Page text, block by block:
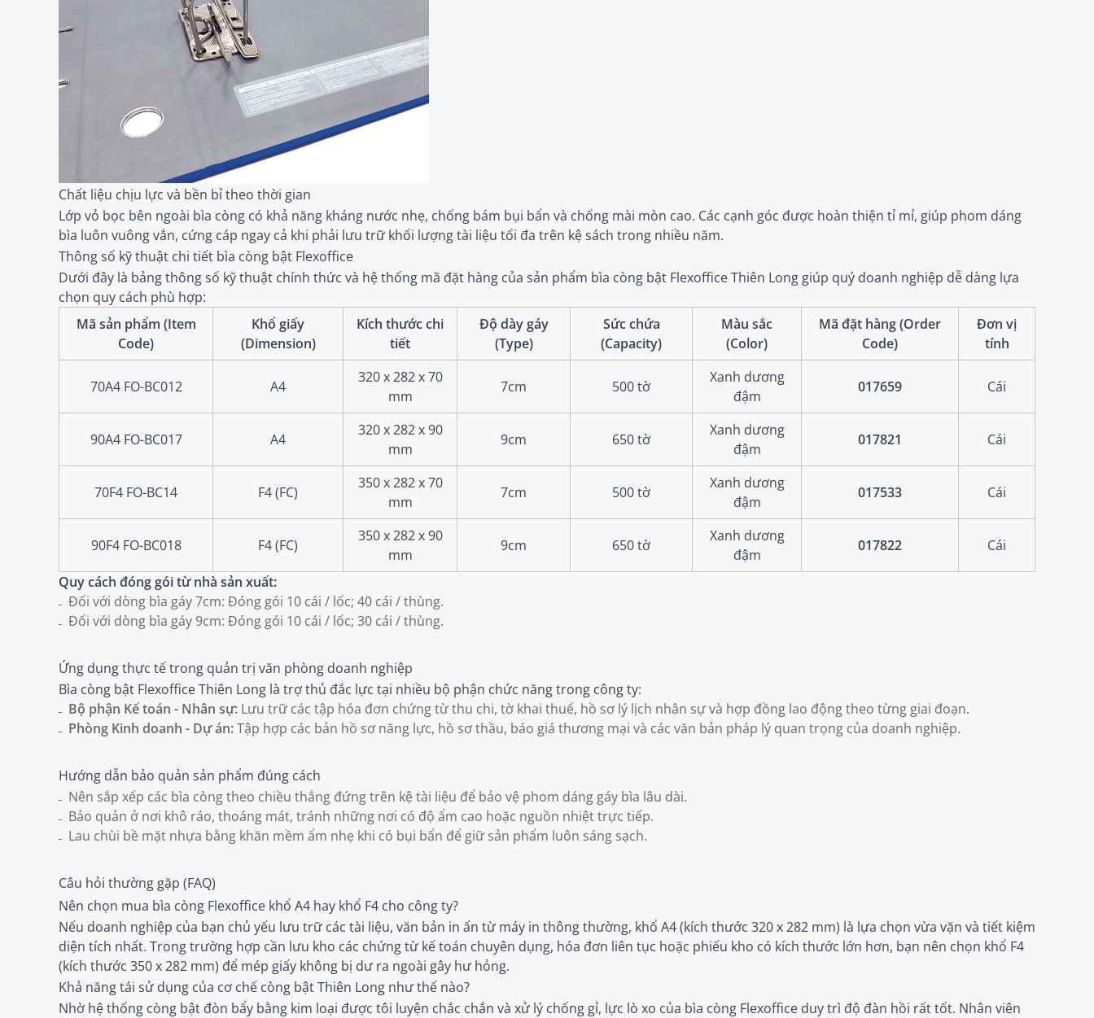
Chất liệu chịu lực và bền bỉ theo thời gian
Lớp vỏ bọc bên ngoài bìa còng có khả năng kháng nước nhẹ, chống bám bụi bẩn và chống mài mòn cao. Các cạnh góc được hoàn thiện tỉ mỉ, giúp phom dáng
bìa luôn vuông vắn, cứng cáp ngay cả khi phải lưu trữ khối lượng tài liệu tối đa trên kệ sách trong nhiều năm.
Thông số kỹ thuật chi tiết bìa còng bật Flexoffice
Dưới đây là bảng thông số kỹ thuật chính thức và hệ thống mã đặt hàng của sản phẩm bìa còng bật Flexoffice Thiên Long giúp quý doanh nghiệp dễ dàng lựa
chọn quy cách phù hợp:
Mã sản phẩm (Item
Code)
Khổ giấy
(Dimension)
Kích thước chi
tiết
Độ dày gáy
(Type)
Sức chứa
(Capacity)
Màu sắc
(Color)
Mã đặt hàng (Order
Code)
Đơn vị
tính
70A4 FO-BC012 A4
320 x 282 x 70
mm
7cm 500 tờ
Xanh dương
đậm
017659 Cái
90A4 FO-BC017 A4
320 x 282 x 90
mm
9cm 650 tờ
Xanh dương
đậm
017821 Cái
70F4 FO-BC14 F4 (FC)
350 x 282 x 70
mm
7cm 500 tờ
Xanh dương
đậm
017533 Cái
90F4 FO-BC018 F4 (FC)
350 x 282 x 90
mm
9cm 650 tờ
Xanh dương
đậm
017822 Cái
Quy cách đóng gói từ nhà sản xuất:
Đối với dòng bìa gáy 7cm: Đóng gói 10 cái / lốc; 40 cái / thùng.
Đối với dòng bìa gáy 9cm: Đóng gói 10 cái / lốc; 30 cái / thùng.
Ứng dụng thực tế trong quản trị văn phòng doanh nghiệp
Bìa còng bật Flexoffice Thiên Long là trợ thủ đắc lực tại nhiều bộ phận chức năng trong công ty:
Bộ phận Kế toán - Nhân sự: Lưu trữ các tập hóa đơn chứng từ thu chi, tờ khai thuế, hồ sơ lý lịch nhân sự và hợp đồng lao động theo từng giai đoạn.
Phòng Kinh doanh - Dự án:Tập hợp các bản hồ sơ năng lực, hồ sơ thầu, báo giá thương mại và các văn bản pháp lý quan trọng của doanh nghiệp.
Hướng dẫn bảo quản sản phẩm đúng cách
Nên sắp xếp các bìa còng theo chiều thẳng đứng trên kệ tài liệu để bảo vệ phom dáng gáy bìa lâu dài.
Bảo quản ở nơi khô ráo, thoáng mát, tránh những nơi có độ ẩm cao hoặc nguồn nhiệt trực tiếp.
Lau chùi bề mặt nhựa bằng khăn mềm ẩm nhẹ khi có bụi bẩn để giữ sản phẩm luôn sáng sạch.
Câu hỏi thường gặp (FAQ)
Nên chọn mua bìa còng Flexoffice khổ A4 hay khổ F4 cho công ty?
Nếu doanh nghiệp của bạn chủ yếu lưu trữ các tài liệu, văn bản in ấn từ máy in thông thường, khổ A4 (kích thước 320 x 282 mm) là lựa chọn vừa vặn và tiết kiệm
diện tích nhất. Trong trường hợp cần lưu kho các chứng từ kế toán chuyên dụng, hóa đơn liên tục hoặc phiếu kho có kích thước lớn hơn, bạn nên chọn khổ F4
(kích thước 350 x 282 mm) để mép giấy không bị dư ra ngoài gây hư hỏng.
Khả năng tái sử dụng của cơ chế còng bật Thiên Long như thế nào?
Nhờ hệ thống còng bật đòn bẩy bằng kim loại được tôi luyện chắc chắn và xử lý chống gỉ, lực lò xo của bìa còng Flexoffice duy trì độ đàn hồi rất tốt. Nhân viên